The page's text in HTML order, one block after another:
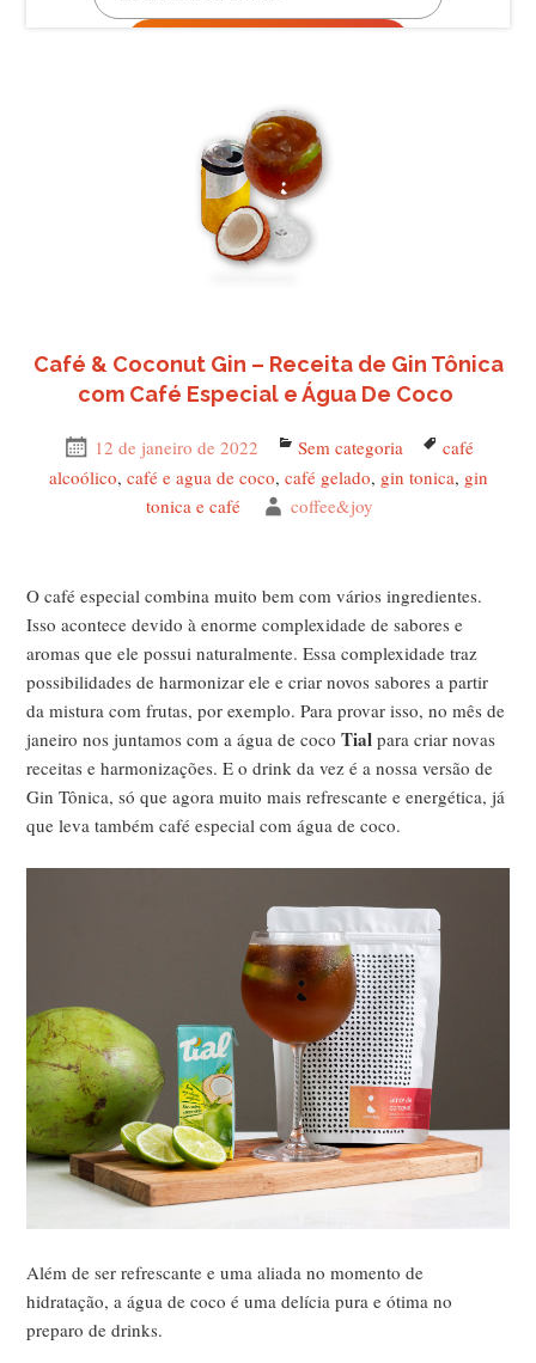
Café & Coconut Gin – Receita de Gin Tônica
com Café Especial e Água De Coco
Publicado
em
12 de janeiro de 2022 Categorias
Sem categoria Tags
café
alcoólico, café e agua de coco, café gelado, gin tonica, gin
tonica e café
Autor
coffee&joy
O café especial combina muito bem com vários ingredientes.
Isso acontece devido à enorme complexidade de sabores e
aromas que ele possui naturalmente. Essa complexidade traz
possibilidades de harmonizar ele e criar novos sabores a partir
da mistura com frutas, por exemplo. Para provar isso, no mês de
janeiro nos juntamos com a água de cocoTial para criar novas
receitas e harmonizações. E o drink da vez é a nossa versão de
Gin Tônica, só que agora muito mais refrescante e energética, já
que leva também café especial com água de coco.
Além de ser refrescante e uma aliada no momento de
hidratação, a água de coco é uma delícia pura e ótima no
preparo de drinks.